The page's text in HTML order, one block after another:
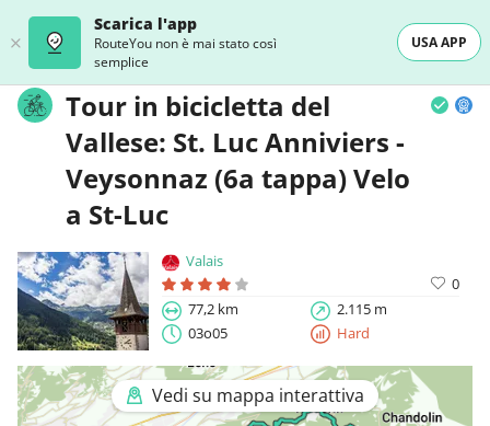
Scarica l'app
RouteYou non è mai stato così
semplice
USA APP
Tour in bicicletta del
Vallese: St. Luc Anniviers -
Veysonnaz (6a tappa) Velo
a St-Luc
Valais
0
77,2 km
2.115 m
03o05
Hard
Vedi su mappa interattiva